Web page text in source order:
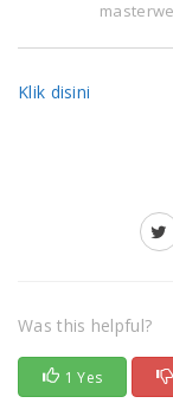
Klik disini
Was this helpful?
1 Yes